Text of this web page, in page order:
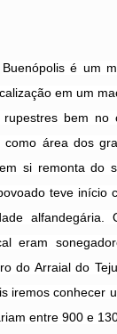
Buenópolis é um
em um
bem
área dos
si remonta do
teve início
eram
do Arraial do
iremos conhecer
entre 900 e